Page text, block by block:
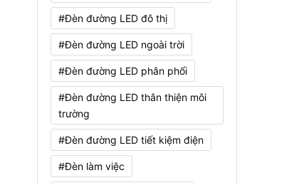
#Đèn đường LED đô thị
#Đèn đường LED ngoài trời
#Đèn đường LED phân phối
#Đèn đường LED thân thiện môi
trường
#Đèn đường LED tiết kiệm điện
#Đèn làm việc